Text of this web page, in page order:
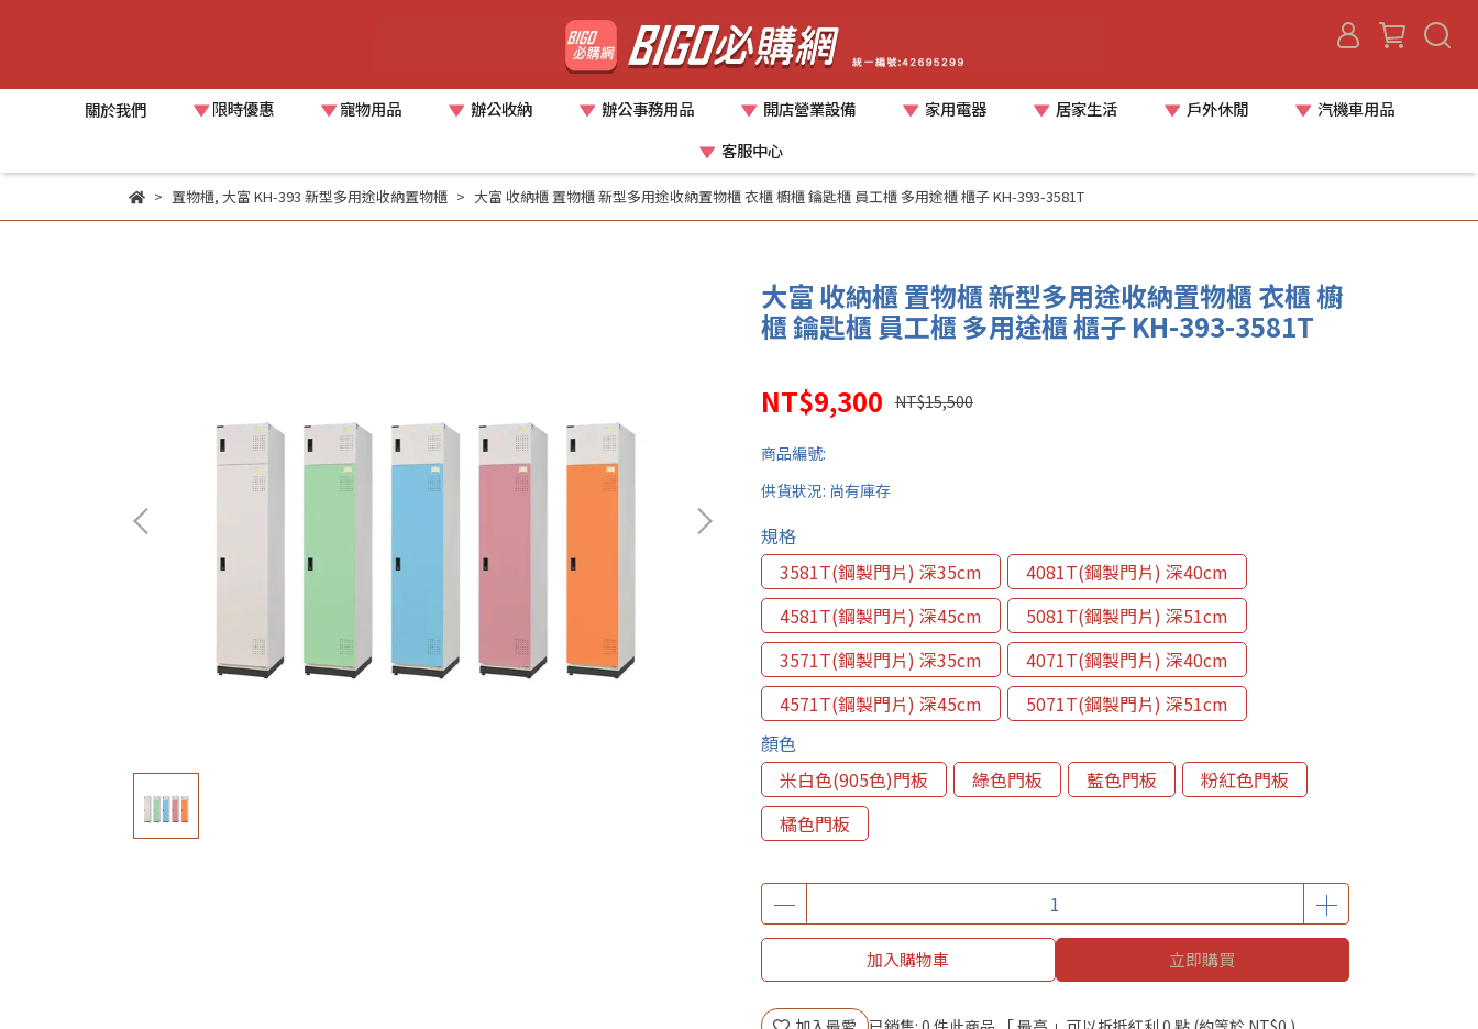
關於我們 限時優惠 寵物用品 辦公收納 辦公事務用品 開店營業設備 家用電器 居家生活 戶外休閒
汽機車用品
客服中心
置物櫃, 大富 KH-393 新型多用途收納置物櫃 大富 收納櫃 置物櫃 新型多用途收納置物櫃 衣櫃 櫥櫃 鑰匙櫃 員工櫃 多用途櫃 櫃子 KH-393-3581T
大富 收納櫃 置物櫃 新型多用途收納置物櫃 衣櫃 櫥
櫃 鑰匙櫃 員工櫃 多用途櫃 櫃子 KH-393-3581T
NT$9,300 NT$15,500
商品編號:
供貨狀況: 尚有庫存
規格
3581T(鋼製門片) 深35cm
4081T(鋼製門片) 深40cm
4581T(鋼製門片) 深45cm
5081T(鋼製門片) 深51cm
3571T(鋼製門片) 深35cm
4071T(鋼製門片) 深40cm
4571T(鋼製門片) 深45cm
5071T(鋼製門片) 深51cm
顏色
米白色(905色)門板
綠色門板 藍色門板
粉紅色門板
橘色門板
加入購物車 立即購買